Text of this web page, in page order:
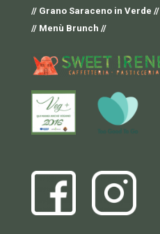
// Grano Saraceno in Verde //
// Menù Brunch //